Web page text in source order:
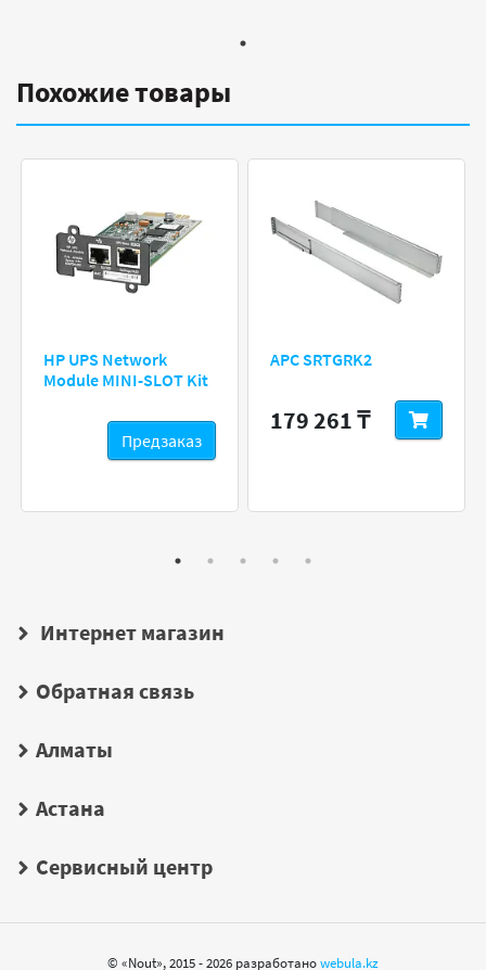
Похожие товары
HP UPS Network
Module MINI-SLOT Kit
Предзаказ
APC SRTGRK2
179 261 ₸
Интернет магазин
Обратная связь
Алматы
Астана
Сервисный центр
© «Nout», 2015 - 2026 разработаноwebula.kz